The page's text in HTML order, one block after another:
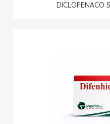
DICLOFENACO